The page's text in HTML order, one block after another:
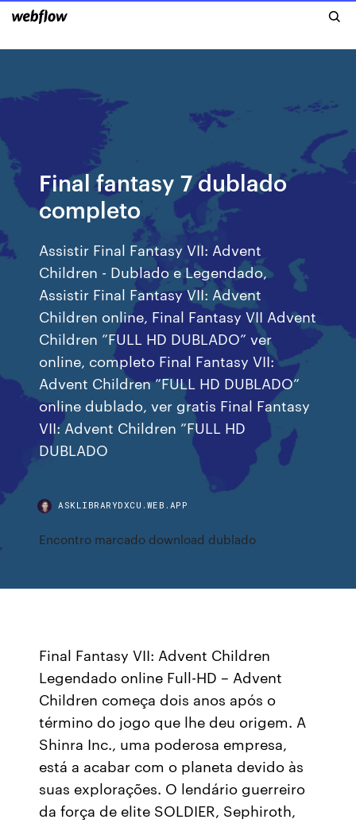
Final fantasy 7 dublado
completo
Assistir Final Fantasy VII: Advent
Children - Dublado e Legendado,
Assistir Final Fantasy VII: Advent
Children online, Final Fantasy VII Advent
Children ”FULL HD DUBLADO” ver
online, completo Final Fantasy VII:
Advent Children ”FULL HD DUBLADO”
online dublado, ver gratis Final Fantasy
VII: Advent Children ”FULL HD
DUBLADO
ASKLIBRARYDXCU.WEB.APP
Encontro marcado download dublado
Final Fantasy VII: Advent Children
Legendado online Full-HD – Advent
Children começa dois anos após o
término do jogo que lhe deu origem. A
Shinra Inc., uma poderosa empresa,
está a acabar com o planeta devido às
suas explorações. O lendário guerreiro
da força de elite SOLDIER, Sephiroth,